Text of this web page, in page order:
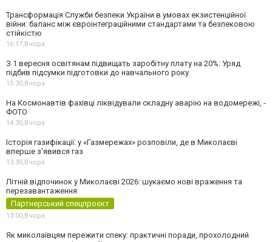
Трансформація Служби безпеки України в умовах екзистенційної
війни: баланс між євроінтеграційними стандартами та безпековою
стійкістю
16:17, Вчора
З 1 вересня освітянам підвищать заробітну плату на 20%: Уряд
підбив підсумки підготовки до навчального року
15:30, Вчора
На Космонавтів фахівці ліквідували складну аварію на водомережі, -
ФОТО
14:30, Вчора
Історія газифікації: у «Газмережах» розповіли, де в Миколаєві
вперше з'явився газ
13:30, Вчора
Літній відпочинок у Миколаєві 2026: шукаємо нові враження та
перезавантаження
Партнерський спецпроєкт
13:00, Вчора
Як миколаївцям пережити спеку: практичні поради, прохолодний